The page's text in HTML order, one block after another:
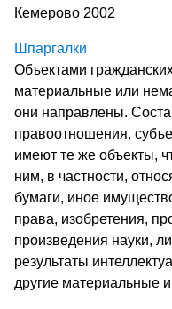
Кемерово 2002
Шпаргалки
Объектами
материальные или
они направлены.
правоотношения,
имеют те же объекты,
ним, в частности,
бумаги, иное
права, изобретения,
произведения науки,
результаты
другие материальные